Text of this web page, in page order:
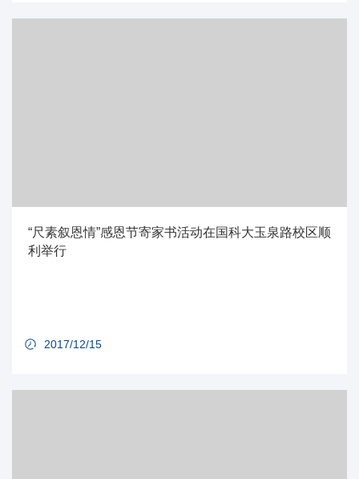
“尺素叙恩情”感恩节寄家书活动在国科大玉泉路校区顺
利举行
2017/12/15